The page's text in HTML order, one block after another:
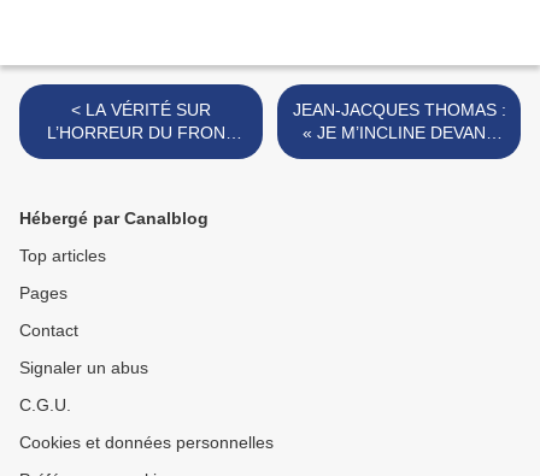
< LA VÉRITÉ SUR
L’HORREUR DU FRONT
CENSURÉ PAR LES NAZIS.
JEAN-JACQUES THOMAS :
« JE M’INCLINE DEVANT
VOUS SOLDATS
Hébergé par Canalblog
Top articles
Pages
Contact
Signaler un abus
C.G.U.
Cookies et données personnelles